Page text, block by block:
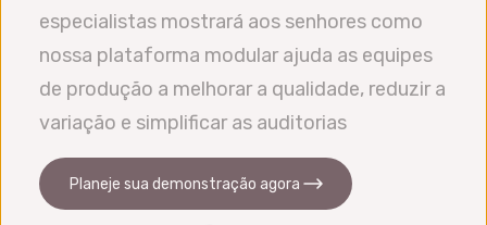
MES etc.
especialistas mostrará aos senhores como
nossa plataforma modular ajuda as equipes
de produção a melhorar a qualidade, reduzir a
variação e simplificar as auditorias
Planeje sua demonstração agora